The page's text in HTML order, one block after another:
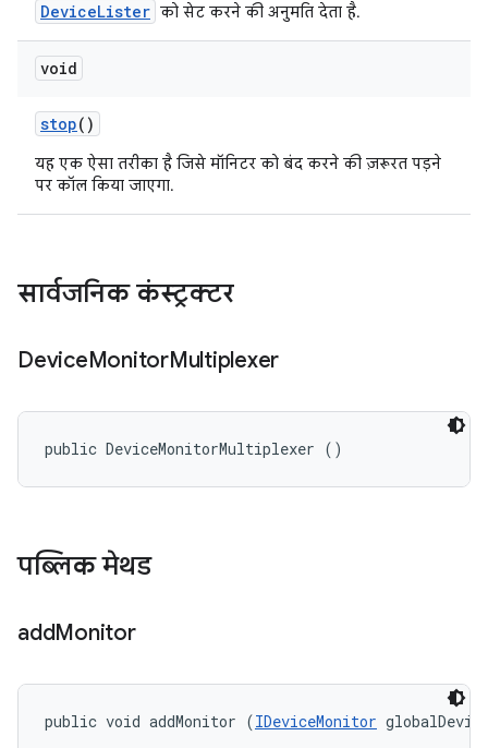
DeviceLister को सेट करने की अनुमति देता है.
void
stop()
यह एक ऐसा तरीका है जिसे मॉनिटर को बंद करने की ज़रूरत पड़ने
पर कॉल किया जाएगा.
सार्वजनिक कंस्ट्रक्टर
DeviceMonitorMultiplexer
public DeviceMonitorMultiplexer ()
पब्लिक मेथड
addMonitor
public void addMonitor (IDeviceMonitor